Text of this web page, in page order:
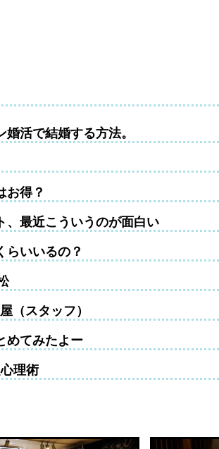
活で結婚する方法。
お得？
、最近こういうのが面白い
らいいるの？
（スタッフ）
めてみたよー
理術